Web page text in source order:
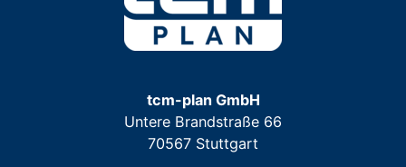
tcm-plan GmbH
Untere Brandstraße 66
70567 Stuttgart